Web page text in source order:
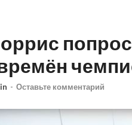
- Оставьте комментарий